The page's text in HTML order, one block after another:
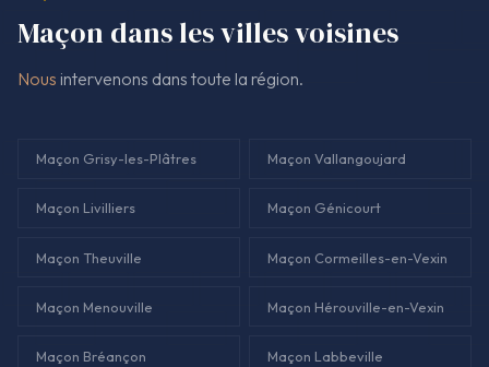
Maçon dans les villes voisines
Nous intervenons dans toute la région.
Maçon Grisy-les-Plâtres Maçon Vallangoujard
Maçon Livilliers Maçon Génicourt
Maçon Theuville Maçon Cormeilles-en-Vexin
Maçon Menouville Maçon Hérouville-en-Vexin
Maçon Bréançon Maçon Labbeville